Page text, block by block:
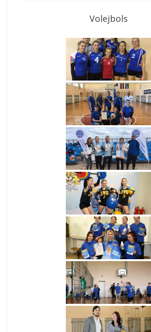
Volejbols